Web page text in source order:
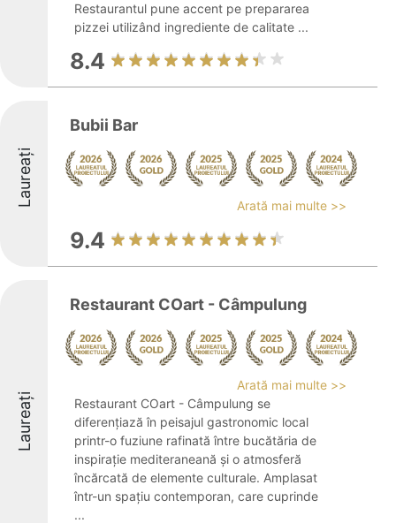
Restaurantul pune accent pe prepararea
pizzei utilizând ingrediente de calitate ...
8.4
Laureați
Bubii Bar
Arată mai multe >>
9.4
Laureați
Restaurant COart - Câmpulung
Arată mai multe >>
Restaurant COart - Câmpulung se
diferențiază în peisajul gastronomic local
printr-o fuziune rafinată între bucătăria de
inspirație mediteraneană și o atmosferă
încărcată de elemente culturale. Amplasat
într-un spațiu contemporan, care cuprinde
...